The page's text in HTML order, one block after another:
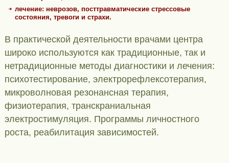
лечение: неврозов, посттравматические стрессовые
состояния, тревоги и страхи.
В практической деятельности врачами центра
широко используются как традиционные, так и
нетрадиционные методы диагностики и лечения:
психотестирование, электрорефлексотерапия,
микроволновая резонансная терапия,
физиотерапия, транскраниальная
электростимуляция. Программы личностного
роста, реабилитация зависимостей.